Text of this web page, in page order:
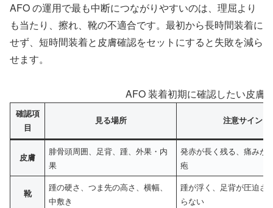
AFO の運用で最も中断につながりやすいのは、理屈より
も当たり、擦れ、靴の不適合です。最初から長時間装着に
せず、短時間装着と皮膚確認をセットにすると失敗を減ら
せます。
AFO 装着初期に確認したい皮膚
確認項
目
見る場所 注意サイン
皮膚
腓骨頭周囲、足背、踵、外果・内
果
発赤が長く残る、痛みが
疱
靴
踵の硬さ、つま先の高さ、横幅、
中敷き
踵が浮く、足背が圧迫さ
らない